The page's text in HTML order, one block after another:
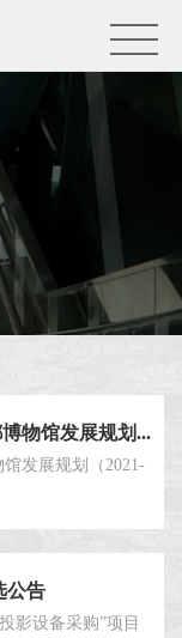
物馆发展规划...
发展规划（2021-
公告
影设备采购”项目